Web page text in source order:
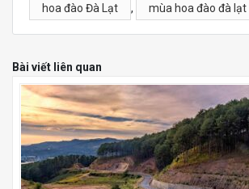
hoa đào Đà Lạt
, mùa hoa đào đà lạt
Bài viết liên quan